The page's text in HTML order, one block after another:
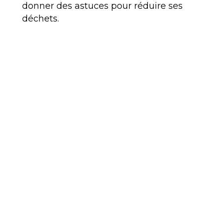
donner des astuces pour réduire ses
déchets.